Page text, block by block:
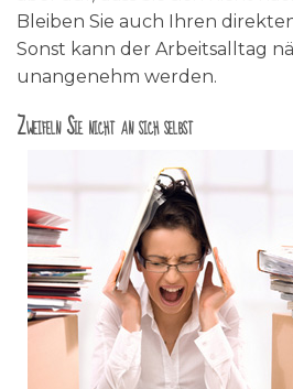
Bleiben Sie auch Ihren
Sonst kann der Arbeitsalltag
unangenehm werden.
Zweifeln Sie nicht an sich selbst